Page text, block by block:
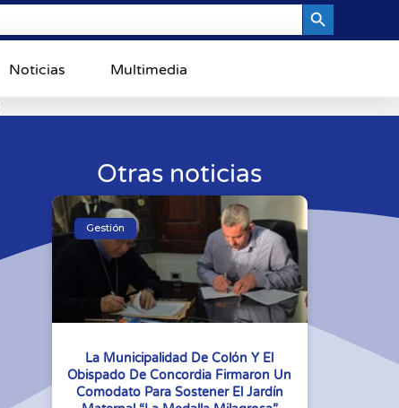
Noticias Multimedia
Otras noticias
Gestión
La Municipalidad De Colón Y El
Obispado De Concordia Firmaron Un
Comodato Para Sostener El Jardín